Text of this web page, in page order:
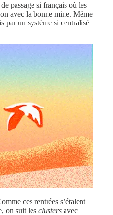
passage si français où les
avec la bonne mine. Même
par un système si centralisé
ces rentrées s’étalent
on suit les clusters avec